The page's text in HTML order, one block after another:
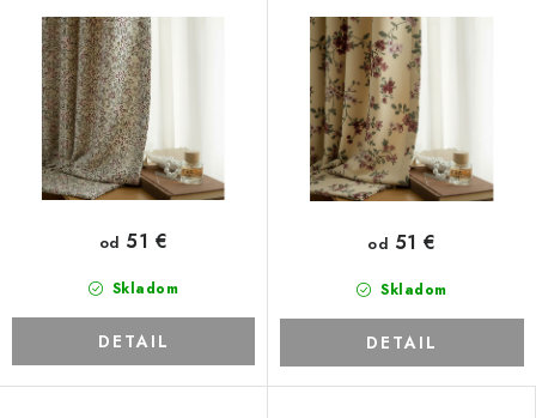
Skladom
od 51 €
DETAIL
Skladom
od 51 €
DETAIL